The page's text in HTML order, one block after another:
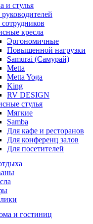
и стулья
кресла
Эргономичные
Повышенной нагрузки
Samurai (Самурай)
Metta
Metta Yoga
King
RV DESIGN
стулья
Мягкие
Samba
Для кафе и ресторанов
Для конференц залов
Для посетителей
и гостиниц